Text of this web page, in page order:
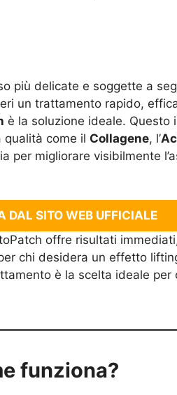
più delicate e soggette a
un trattamento rapido,
è la soluzione ideale. Questo
come il Collagene, l’
per migliorare visibilmente
DAL SITO WEB UFFICIALE
offre risultati
chi desidera un effetto
è la scelta ideale per
funziona?